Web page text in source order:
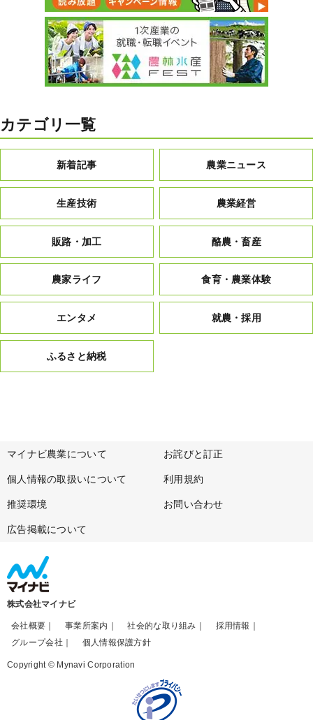
カテゴリ一覧
新着記事 農業ニュース
生産技術 農業経営
販路・加工 酪農・畜産
農家ライフ 食育・農業体験
エンタメ 就農・採用
ふるさと納税
マイナビ農業について お詫びと訂正
個人情報の取扱いについて 利用規約
推奨環境 お問い合わせ
広告掲載について
株式会社マイナビ
会社概要 事業所案内 社会的な取り組み
採用情報
グループ会社
個人情報保護方針
Copyright © Mynavi Corporation